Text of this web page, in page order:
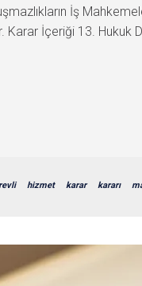
İş
Karar İçeriği 13.
hizmet karar kararı